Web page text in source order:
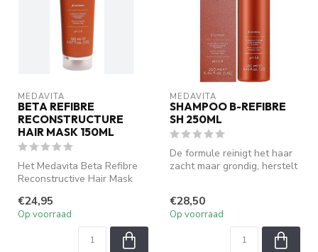
MEDAVITA
BETA REFIBRE
RECONSTRUCTURE
HAIR MASK 150ML
Het Medavita Beta Refibre
Reconstructive Hair Mask
ver...
€24,95
Op voorraad
MEDAVITA
SHAMPOO B-REFIBRE
SH 250ML
De formule reinigt het haar
zacht maar grondig, herstelt
€28,50
Op voorraad